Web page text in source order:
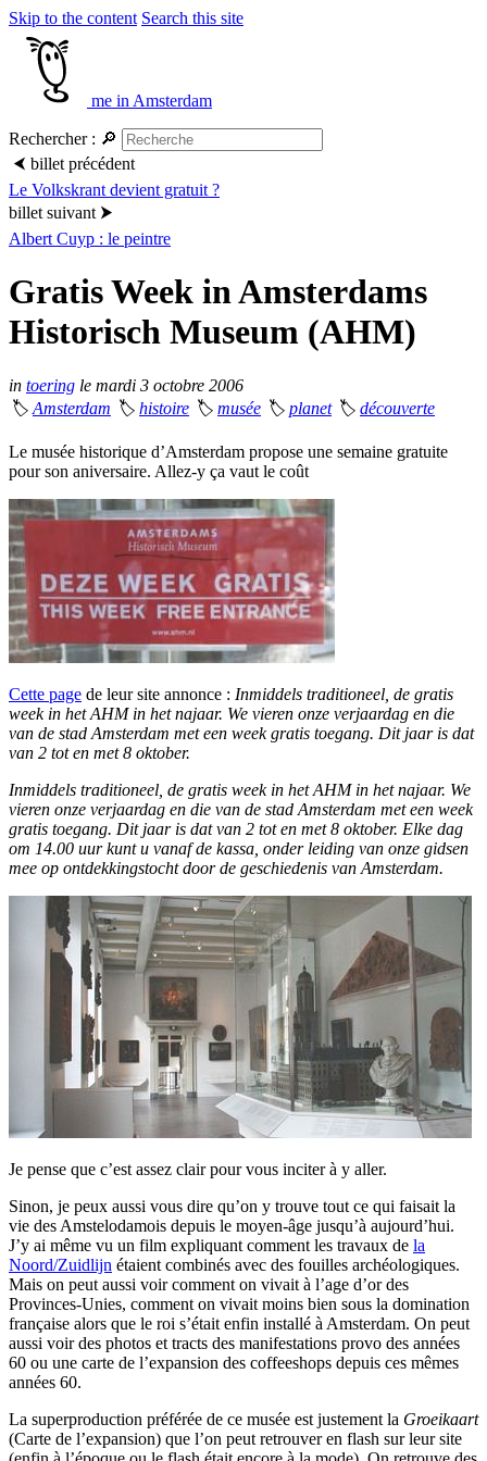
Skip to the content Search this site
me in Amsterdam
Rechercher : 🔎
⮜ billet précédent
Le Volkskrant devient gratuit ?
billet suivant ⮞
Albert Cuyp : le peintre
Gratis Week in Amsterdams
Historisch Museum (AHM)
in toering le mardi 3 octobre 2006
🏷 Amsterdam 🏷 histoire 🏷 musée 🏷 planet 🏷 découverte
Le musée historique d’Amsterdam propose une semaine gratuite
pour son aniversaire. Allez-y ça vaut le coût
Cette page de leur site annonce : Inmiddels traditioneel, de gratis
week in het AHM in het najaar. We vieren onze verjaardag en die
van de stad Amsterdam met een week gratis toegang. Dit jaar is dat
van 2 tot en met 8 oktober.
Inmiddels traditioneel, de gratis week in het AHM in het najaar. We
vieren onze verjaardag en die van de stad Amsterdam met een week
gratis toegang. Dit jaar is dat van 2 tot en met 8 oktober. Elke dag
om 14.00 uur kunt u vanaf de kassa, onder leiding van onze gidsen
mee op ontdekkingstocht door de geschiedenis van Amsterdam.
Je pense que c’est assez clair pour vous inciter à y aller.
Sinon, je peux aussi vous dire qu’on y trouve tout ce qui faisait la
vie des Amstelodamois depuis le moyen-âge jusqu’à aujourd’hui.
J’y ai même vu un film expliquant comment les travaux de la
Noord/Zuidlijn étaient combinés avec des fouilles archéologiques.
Mais on peut aussi voir comment on vivait à l’age d’or des
Provinces-Unies, comment on vivait moins bien sous la domination
française alors que le roi s’était enfin installé à Amsterdam. On peut
aussi voir des photos et tracts des manifestations provo des années
60 ou une carte de l’expansion des coffeeshops depuis ces mêmes
années 60.
La superproduction préférée de ce musée est justement la Groeikaart
(Carte de l’expansion) que l’on peut retrouver en flash sur leur site